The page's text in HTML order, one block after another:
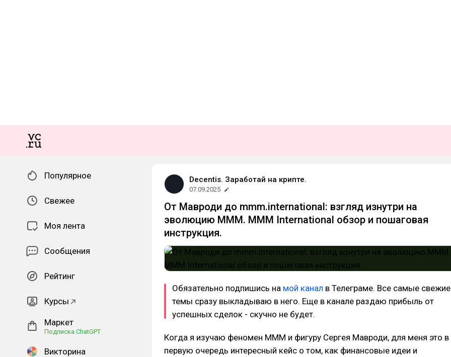
Популярное
Свежее
Моя лента
Сообщения
Рейтинг
Курсы
Маркет
Подписка ChatGPT
Викторина
Decentis. Заработай на крипте.
07.09.2025
От Мавроди до mmm.international: взгляд изнутри на
эволюцию МММ. MMM International обзор и пошаговая
инструкция.
Обязательно подпишись на мой канал в Телеграме. Все самые свежие
темы сразу выкладываю в него. Еще в канале раздаю прибыль от
успешных сделок - скучно не будет.
Когда я изучаю феномен МММ и фигуру Сергея Мавроди, для меня это в
первую очередь интересный кейс о том, как финансовые идеи и